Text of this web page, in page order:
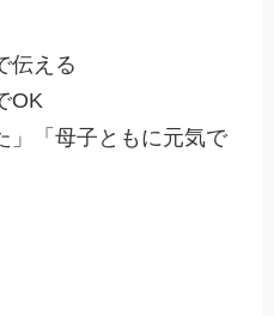
伝える
OK
」「母子ともに元気で